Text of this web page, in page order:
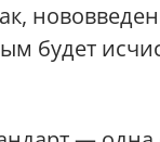
будет